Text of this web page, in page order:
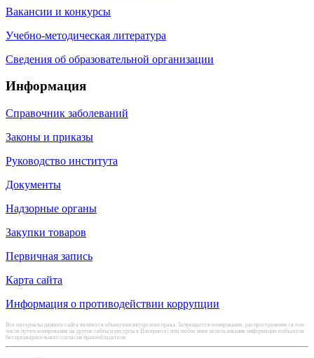
Вакансии и конкурсы
Учебно-методическая литература
Сведения об образовательной организации
Информация
Справочник заболеваний
Законы и приказы
Руководство института
Документы
Надзорные органы
Закупки товаров
Первичная запись
Карта сайта
Информация о противодействии коррупции
Все материалы данного сайта являются объектами авторского права. Запрещается копирование, распространение (в том
числе путем копирования на другие сайты и ресурсы в Интернете) или любое иное использование информации и объектов
без предварительного согласия правообладателя.